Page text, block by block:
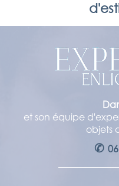
et son équipe
objets
✆